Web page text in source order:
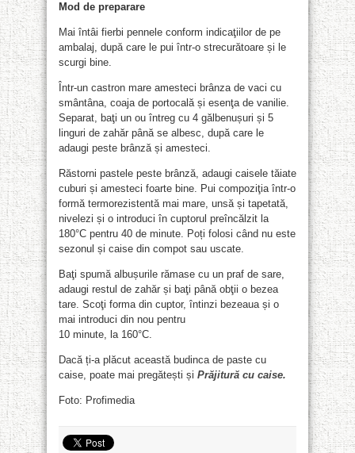
Mod de preparare
Mai întâi fierbi pennele conform indicaţiilor de pe
ambalaj, după care le pui într-o strecurătoare și le
scurgi bine.
Într-un castron mare amesteci brânza de vaci cu
smântâna, coaja de portocală și esenţa de vanilie.
Separat, baţi un ou întreg cu 4 gălbenușuri și 5
linguri de zahăr până se albesc, după care le
adaugi peste brânză și amesteci.
Răstorni pastele peste brânză, adaugi caisele tăiate
cuburi și amesteci foarte bine. Pui compoziţia într-o
formă termorezistentă mai mare, unsă și tapetată,
nivelezi și o introduci în cuptorul preîncălzit la
180°C pentru 40 de minute. Poți folosi când nu este
sezonul și caise din compot sau uscate.
Baţi spumă albușurile rămase cu un praf de sare,
adaugi restul de zahăr și baţi până obţii o bezea
tare. Scoţi forma din cuptor, întinzi bezeaua și o
mai introduci din nou pentru
10 minute, la 160°C.
Dacă ți-a plăcut această budinca de paste cu
caise, poate mai pregătești și Prăjitură cu caise.
Foto: Profimedia